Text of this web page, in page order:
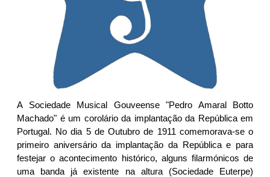
A Sociedade Musical Gouveense "Pedro Amaral Botto
Machado" é um corolário da implantação da República em
Portugal. No dia 5 de Outubro de 1911 comemorava-se o
primeiro aniversário da implantação da República e para
festejar o acontecimento histórico, alguns filarmónicos de
uma banda já existente na altura (Sociedade Euterpe)